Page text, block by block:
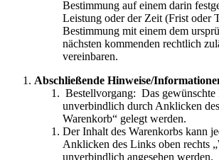
Bestimmung auf einem darin
Leistung oder der Zeit (Frist oder
Bestimmung mit einem dem
nächsten kommenden rechtlich
vereinbaren.
Abschließende Hinweise/
Bestellvorgang: Das gewünschte
unverbindlich durch Anklicken
Warenkorb“ gelegt werden.
Der Inhalt des Warenkorbs kann
Anklicken des Links oben rechts
unverbindlich angesehen werden.